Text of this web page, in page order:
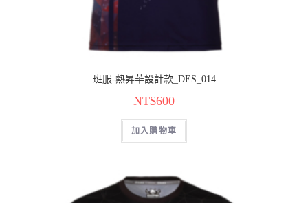
班服-熱昇華設計款_DES_014
NT$600
加入購物車